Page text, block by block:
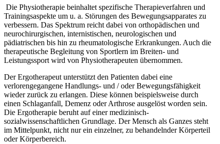
Die Physiotherapie beinhaltet spezifische Therapieverfahren und
Trainingsaspekte um u. a. Störungen des Bewegungsapparates zu
verbessern. Das Spektrum reicht dabei von orthopädischen und
neurochirurgischen, internistischen, neurologischen und
pädiatrischen bis hin zu rheumatologische Erkrankungen. Auch die
therapeutische Begleitung von Sportlern im Breiten- und
Leistungssport wird von Physiotherapeuten übernommen.
Der Ergotherapeut unterstützt den Patienten dabei eine
verlorengegangene Handlungs- und / oder Bewegungsfähigkeit
wieder zurück zu erlangen. Diese können beispielsweise durch
einen Schlaganfall, Demenz oder Arthrose ausgelöst worden sein.
Die Ergotherapie beruht auf einer medizinisch-
sozialwissenschaftlichen Grundlage. Der Mensch als Ganzes steht
im Mittelpunkt, nicht nur ein einzelner, zu behandelnder Körperteil
oder Körperbereich.